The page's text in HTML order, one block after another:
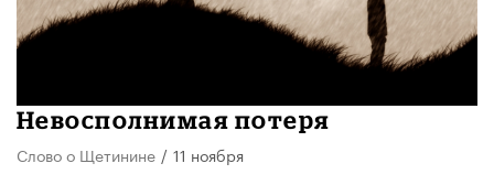
Невосполнимая потеря
Слово о Щетинине / 11 ноября